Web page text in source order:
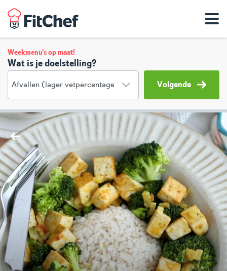
Weekmenu's op maat!
Wat is je doelstelling?
Volgende